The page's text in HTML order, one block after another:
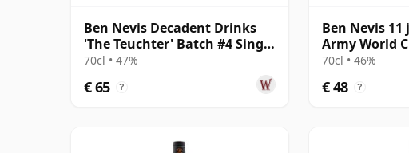
Ben Nevis Decadent Drinks
'The Teuchter' Batch #4 Single
Mal 2016 10 jaar oud
70cl • 47%
€ 65 ?
Ben Nevis
Army World
Signatory
70cl • 46%
€ 48 ?